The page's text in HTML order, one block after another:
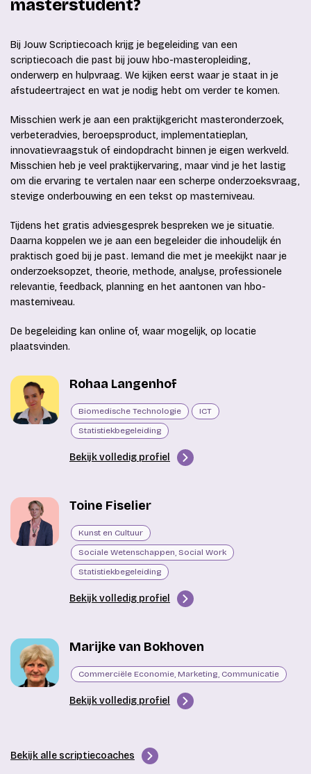
masterstudent?
Bij Jouw Scriptiecoach krijg je begeleiding van een
scriptiecoach die past bij jouw hbo-masteropleiding,
onderwerp en hulpvraag. We kijken eerst waar je staat in je
afstudeertraject en wat je nodig hebt om verder te komen.
Misschien werk je aan een praktijkgericht masteronderzoek,
verbeteradvies, beroepsproduct, implementatieplan,
innovatievraagstuk of eindopdracht binnen je eigen werkveld.
Misschien heb je veel praktijkervaring, maar vind je het lastig
om die ervaring te vertalen naar een scherpe onderzoeksvraag,
stevige onderbouwing en een tekst op masterniveau.
Tijdens het gratis adviesgesprek bespreken we je situatie.
Daarna koppelen we je aan een begeleider die inhoudelijk én
praktisch goed bij je past. Iemand die met je meekijkt naar je
onderzoeksopzet, theorie, methode, analyse, professionele
relevantie, feedback, planning en het aantonen van hbo-
masterniveau.
De begeleiding kan online of, waar mogelijk, op locatie
plaatsvinden.
Rohaa Langenhof
Biomedische Technologie
ICT
Statistiekbegeleiding
Bekijk volledig profiel
Toine Fiselier
Kunst en Cultuur
Sociale Wetenschappen, Social Work
Statistiekbegeleiding
Bekijk volledig profiel
Marijke van Bokhoven
Commerciële Economie, Marketing, Communicatie
Bekijk volledig profiel
Bekijk alle scriptiecoaches